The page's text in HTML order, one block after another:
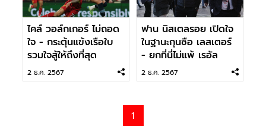
ไคล์ วอล์กเกอร์ ไม่ถอด
ใจ - กระตุ้นแข้งเรือใบ
รวมใจสู้ให้ถึงที่สุด
2 ธ.ค. 2567
ฟาน นิสเตลรอย เปิดใจ
ในฐานะกุนซือ เลสเตอร์
- ยกที่นี่ไม่แพ้ เรอัล
มาดริด
2 ธ.ค. 2567
1